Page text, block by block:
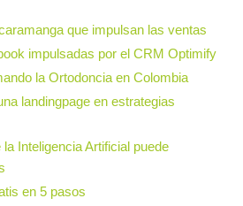
que impulsan las ventas
impulsadas por el CRM Optimify
la Ortodoncia en Colombia
landingpage en estrategias
Inteligencia Artificial puede
en 5 pasos